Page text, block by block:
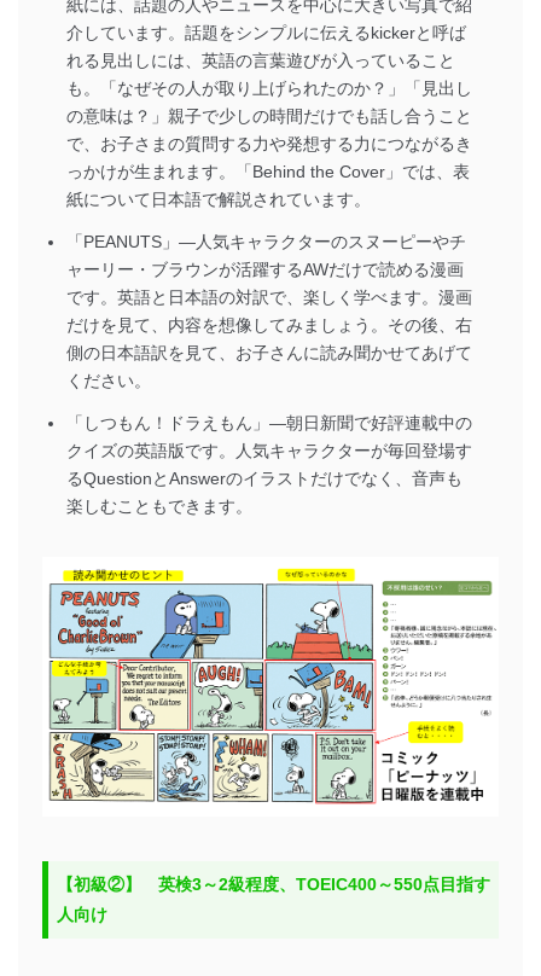
紙には、話題の人やニュースを中心に大きい写真で紹
介しています。話題をシンプルに伝えるkickerと呼ば
れる見出しには、英語の言葉遊びが入っていること
も。「なぜその人が取り上げられたのか？」「見出し
の意味は？」親子で少しの時間だけでも話し合うこと
で、お子さまの質問する力や発想する力につながるき
っかけが生まれます。「Behind the Cover」では、表
紙について日本語で解説されています。
「PEANUTS」―人気キャラクターのスヌーピーやチ
ャーリー・ブラウンが活躍するAWだけで読める漫画
です。英語と日本語の対訳で、楽しく学べます。漫画
だけを見て、内容を想像してみましょう。その後、右
側の日本語訳を見て、お子さんに読み聞かせてあげて
ください。
「しつもん！ドラえもん」―朝日新聞で好評連載中の
クイズの英語版です。人気キャラクターが毎回登場す
るQuestionとAnswerのイラストだけでなく、音声も
楽しむこともできます。
【初級②】 英検3～2級程度、TOEIC400～550点目指す
人向け